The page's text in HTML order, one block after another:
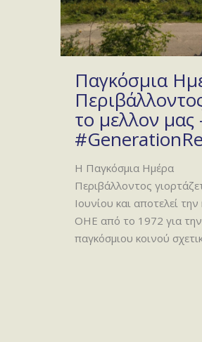
Παγκόσμια
το μελλον μας
Η Παγκόσμια Ημέρα
Περιβάλλοντος
Ιουνίου και αποτελεί
ΟΗΕ από το 1972 για
παγκόσμιου κοινού